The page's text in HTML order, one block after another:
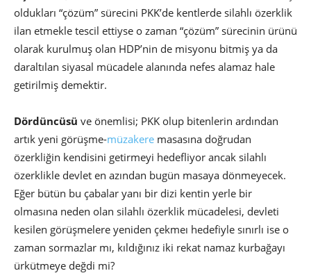
oldukları “çözüm” sürecini PKK’de kentlerde silahlı özerklik
ilan etmekle tescil ettiyse o zaman “çözüm” sürecinin ürünü
olarak kurulmuş olan HDP’nin de misyonu bitmiş ya da
daraltılan siyasal mücadele alanında nefes alamaz hale
getirilmiş demektir.
Dördüncüsü ve önemlisi; PKK olup bitenlerin ardından
artık yeni görüşme-müzakere masasına doğrudan
özerkliğin kendisini getirmeyi hedefliyor ancak silahlı
özerklikle devlet en azından bugün masaya dönmeyecek.
Eğer bütün bu çabalar yanı bir dizi kentin yerle bir
olmasına neden olan silahlı özerklik mücadelesi, devleti
kesilen görüşmelere yeniden çekmeı hedefiyle sınırlı ise o
zaman sormazlar mı, kıldığınız iki rekat namaz kurbağayı
ürkütmeye değdi mi?